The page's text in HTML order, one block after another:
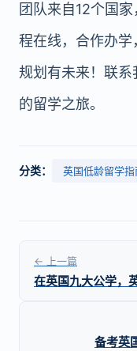
团队来自12个国
程在线，合作办
规划有未来！联
的留学之旅。
分类： 英国低龄留学指
← 上一篇
在英国九大公学，
备考英